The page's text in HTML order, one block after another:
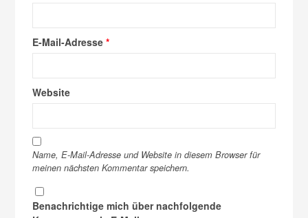
E-Mail-Adresse*
Website
Name, E-Mail-Adresse und Website in diesem Browser für
meinen nächsten Kommentar speichern.
Benachrichtige mich über nachfolgende